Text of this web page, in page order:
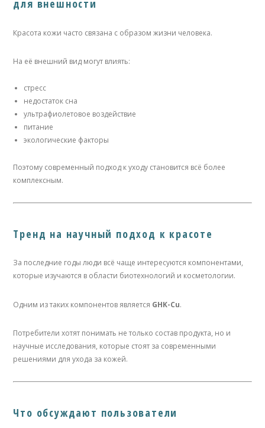
для внешности
Красота кожи часто связана с образом жизни человека.
На её внешний вид могут влиять:
стресс
недостаток сна
ультрафиолетовое воздействие
питание
экологические факторы
Поэтому современный подход к уходу становится всё более
комплексным.
Тренд на научный подход к красоте
За последние годы люди всё чаще интересуются компонентами,
которые изучаются в области биотехнологий и косметологии.
Одним из таких компонентов является GHK-Cu.
Потребители хотят понимать не только состав продукта, но и
научные исследования, которые стоят за современными
решениями для ухода за кожей.
Что обсуждают пользователи